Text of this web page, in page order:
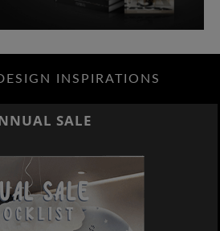
INSPIRATIONS
DESIGNERS